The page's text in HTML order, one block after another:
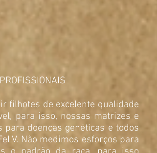
filhotes de excelente qualidade
para isso, nossas matrizes e
doenças genéticas e todos
Não medimos esforços para